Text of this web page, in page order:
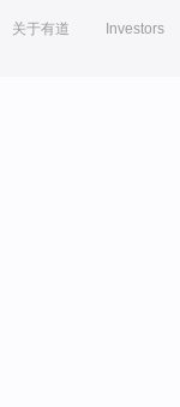
关于有道 Investors